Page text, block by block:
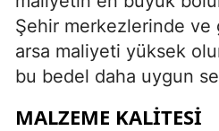
Şehir merkezlerinde ve
arsa maliyeti yüksek
bu bedel daha uygun
MALZEME KALITESI